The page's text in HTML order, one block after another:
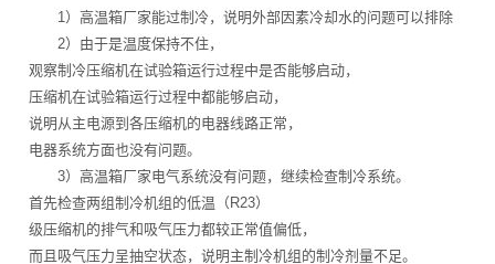
1）高温箱厂家能过制冷，说明外部因素冷却水的问题可以排除
2）由于是温度保持不住，
观察制冷压缩机在试验箱运行过程中是否能够启动，
压缩机在试验箱运行过程中都能够启动，
说明从主电源到各压缩机的电器线路正常，
电器系统方面也没有问题。
3）高温箱厂家电气系统没有问题，继续检查制冷系统。
首先检查两组制冷机组的低温（R23）
级压缩机的排气和吸气压力都较正常值偏低，
而且吸气压力呈抽空状态，说明主制冷机组的制冷剂量不足。